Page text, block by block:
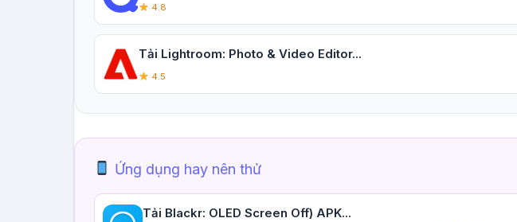
4.8
Tải Lightroom: Photo & Video Editor...
4.5
Ứng dụng hay nên thử
Tải Blackr: OLED Screen Off) APK...